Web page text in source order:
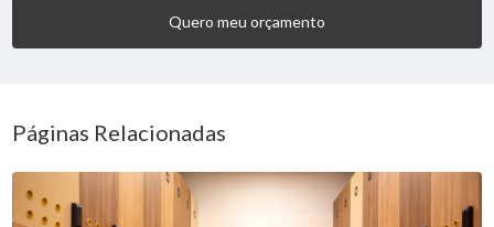
Quero meu orçamento
Páginas Relacionadas